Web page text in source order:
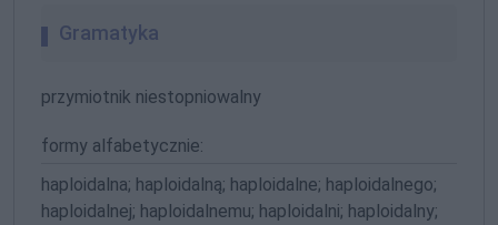
Gramatyka
przymiotnik niestopniowalny
formy alfabetycznie:
haploidalna; haploidalną; haploidalne; haploidalnego;
haploidalnej; haploidalnemu; haploidalni; haploidalny;